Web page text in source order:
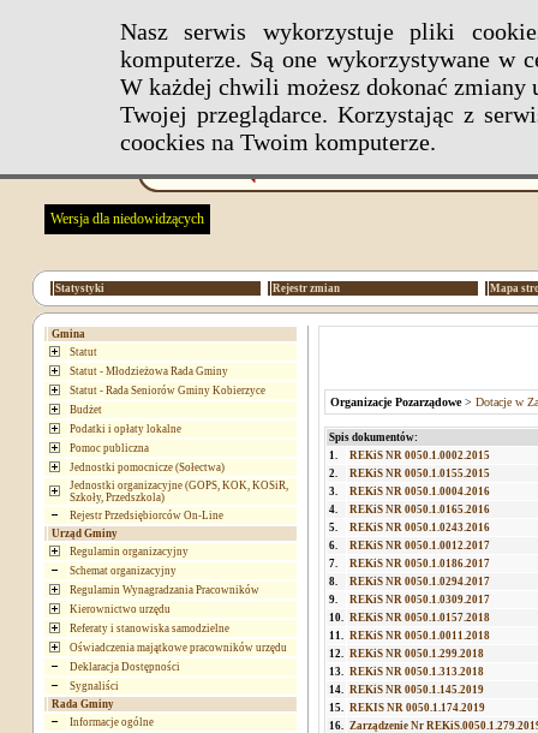
Nasz serwis wykorzystuje pliki
komputerze. Są one wykorzystywane w
W każdej chwili możesz dokonać
Twojej przeglądarce. Korzystając z
coockies na Twoim komputerze.
Wersja dla niedowidzących
Statystyki Rejestr zmian Mapa
Gmina
Statut
Statut - Młodzieżowa Rada Gminy
Statut - Rada Seniorów Gminy Kobierzyce
Budżet
Podatki i opłaty lokalne
Pomoc publiczna
Jednostki pomocnicze (Sołectwa)
Jednostki organizacyjne (GOPS, KOK, KOSiR,
Szkoły, Przedszkola)
Rejestr Przedsiębiorców On-Line
Urząd Gminy
Regulamin organizacyjny
Schemat organizacyjny
Regulamin Wynagradzania Pracowników
Kierownictwo urzędu
Referaty i stanowiska samodzielne
Oświadczenia majątkowe pracowników urzędu
Deklaracja Dostępności
Sygnaliści
Rada Gminy
Informacje ogólne
Organizacje Pozarządowe> Dotacje w
Spis dokumentów:
1.
REKiS NR 0050.1.0002.2015
2.
REKiS NR 0050.1.0155.2015
3.
REKiS NR 0050.1.0004.2016
4.
REKiS NR 0050.1.0165.2016
5.
REKiS NR 0050.1.0243.2016
6.
REKiS NR 0050.1.0012.2017
7.
REKiS NR 0050.1.0186.2017
8.
REKiS NR 0050.1.0294.2017
9.
REKiS NR 0050.1.0309.2017
10. REKiS NR 0050.1.0157.2018
11. REKiS NR 0050.1.0011.2018
12. REKiS NR 0050.1.299.2018
13. REKiS NR 0050.1.313.2018
14. REKiS NR 0050.1.145.2019
15. REKIS NR 0050.1.174.2019
16. Zarządzenie Nr